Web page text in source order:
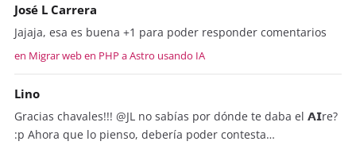
José L Carrera
Jajaja, esa es buena +1 para poder responder comentarios
en Migrar web en PHP a Astro usando IA
Lino
Gracias chavales!!! @JL no sabías por dónde te daba el 𝗔𝗜re?
:p Ahora que lo pienso, debería poder contesta…